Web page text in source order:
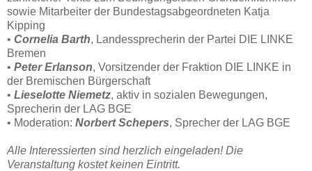
sowie Mitarbeiter der Bundestagsabgeordneten Katja
Kipping
• Cornelia Barth, Landessprecherin der Partei DIE LINKE
Bremen
• Peter Erlanson, Vorsitzender der Fraktion DIE LINKE in
der Bremischen Bürgerschaft
• Lieselotte Niemetz, aktiv in sozialen Bewegungen,
Sprecherin der LAG BGE
• Moderation: Norbert Schepers, Sprecher der LAG BGE
Alle Interessierten sind herzlich eingeladen! Die
Veranstaltung kostet keinen Eintritt.